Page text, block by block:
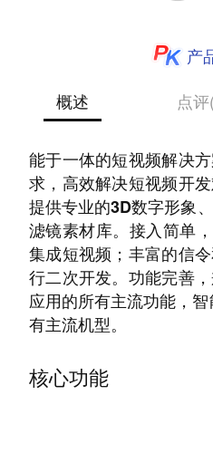
产
概述
点
能于一体的短视频解决
求，高效解决短视频开
提供专业的3D数字形象
滤镜素材库。接入简单
集成短视频；丰富的信
行二次开发。功能完善
应用的所有主流功能，
有主流机型。
核心功能